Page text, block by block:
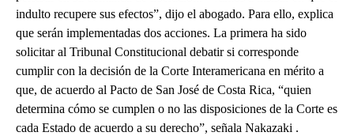
indulto recupere sus efectos”, dijo el abogado. Para ello, explica
que serán implementadas dos acciones. La primera ha sido
solicitar al Tribunal Constitucional debatir si corresponde
cumplir con la decisión de la Corte Interamericana en mérito a
que, de acuerdo al Pacto de San José de Costa Rica, “quien
determina cómo se cumplen o no las disposiciones de la Corte es
cada Estado de acuerdo a su derecho”, señala Nakazaki .